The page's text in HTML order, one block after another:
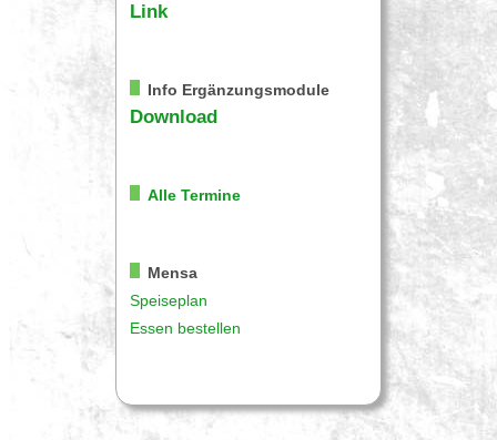
Link
Info Ergänzungsmodule
Download
Alle Termine
Mensa
Speiseplan
Essen bestellen